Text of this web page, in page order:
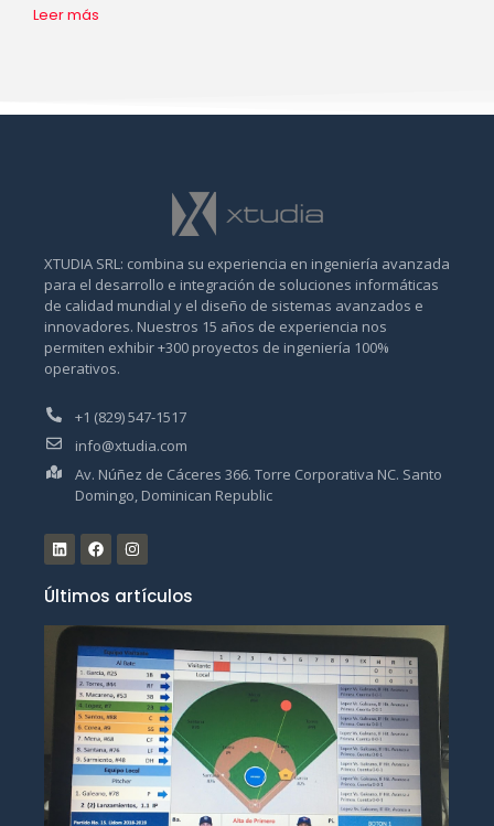
Leer más
XTUDIA SRL: combina su experiencia en ingeniería avanzada
para el desarrollo e integración de soluciones informáticas
de calidad mundial y el diseño de sistemas avanzados e
innovadores. Nuestros 15 años de experiencia nos
permiten exhibir +300 proyectos de ingeniería 100%
operativos.
+1 (829) 547-1517
info@xtudia.com
Av. Núñez de Cáceres 366. Torre Corporativa NC. Santo
Domingo, Dominican Republic
Últimos artículos